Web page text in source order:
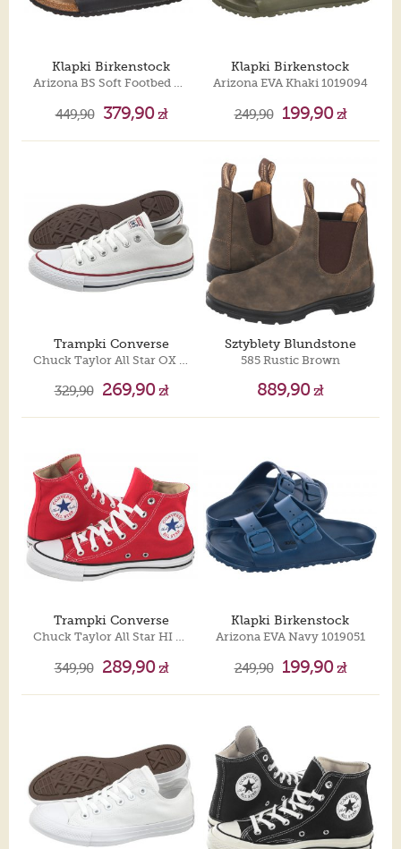
Klapki Birkenstock
Arizona BS Soft Footbed Black 0551251
449,90 379,90zł
Klapki Birkenstock
Arizona EVA Khaki 1019094
249,90 199,90zł
Trampki Converse
329,90 269,90zł
Sztyblety Blundstone
585 Rustic Brown
889,90zł
Trampki Converse
Chuck Taylor All Star HI M9621
349,90 289,90zł
Klapki Birkenstock
Arizona EVA Navy 1019051
249,90 199,90zł